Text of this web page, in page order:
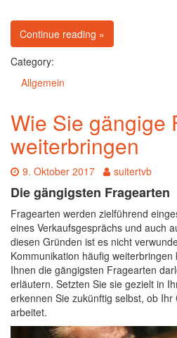
Continue reading on
»
Category:
Allgemein
Wie Sie gängige
weiterbringen
Date:
9. Oktober 2017 Author:
suitertvb
Die gängigsten Fragearten
Fragearten werden zielführend
eines Verkaufsgesprächs und auch
diesen Gründen ist es nicht
Kommunikation häufig
Ihnen die gängigsten Fragearten
erläutern. Setzten Sie sie gezielt in
erkennen Sie zukünftig selbst, ob
arbeitet.